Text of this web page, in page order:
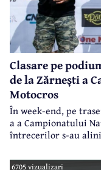
Clasare pe
de la Zărnești a
Motocros
În week-end, pe
a a Campionatului
întrecerilor s-au
6705 vizualizari